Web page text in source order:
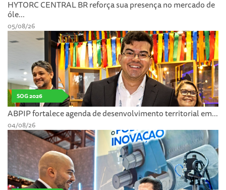
HYTORC CENTRAL BR reforça sua presença no mercado de
óle...
05/08/26
SOG 2026
ABPIP fortalece agenda de desenvolvimento territorial em...
04/08/26